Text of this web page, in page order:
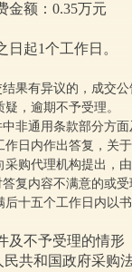
金额：0.35万元
日起1个工作日。
果有异议的，成交
，逾期不予受理。
非通用条款部分方
日内作出答复，关
购代理机构提出，
复内容不满意的或
后十五个工作日内以
及不予受理的情形
共和国政府采购